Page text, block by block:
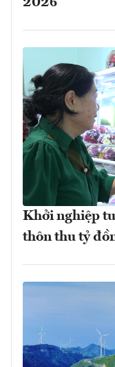
Khởi nghiệp
thôn thu tỷ